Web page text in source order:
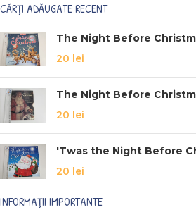
CĂRȚI ADĂUGATE RECENT
The Night Before
20 lei
The Night Before
20 lei
'Twas the Night Before
20 lei
INFORMAȚII IMPORTANTE